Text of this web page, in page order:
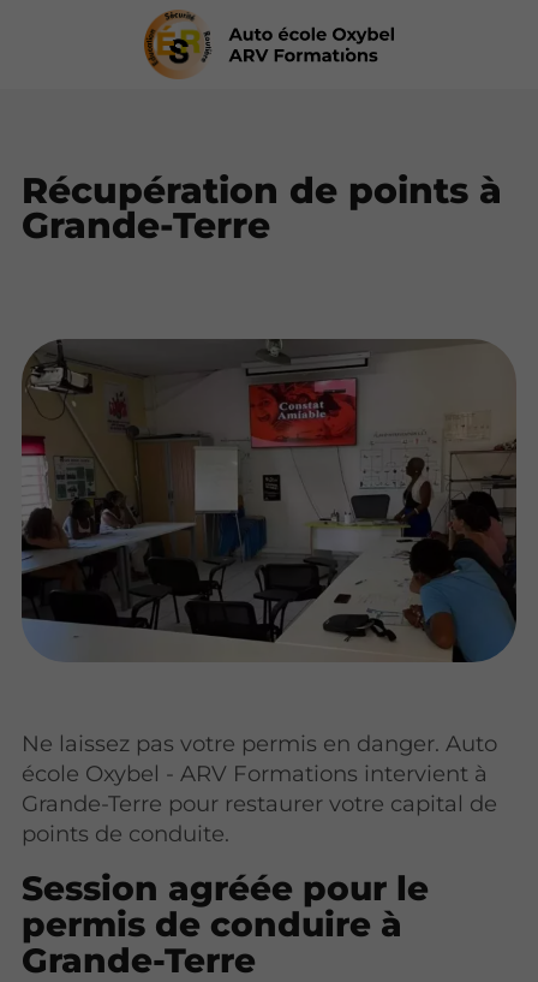
Récupération de points à
Grande-Terre
Ne laissez pas votre permis en danger. Auto
école Oxybel - ARV Formations intervient à
Grande-Terre pour restaurer votre capital de
points de conduite.
Session agréée pour le
permis de conduire à
Grande-Terre